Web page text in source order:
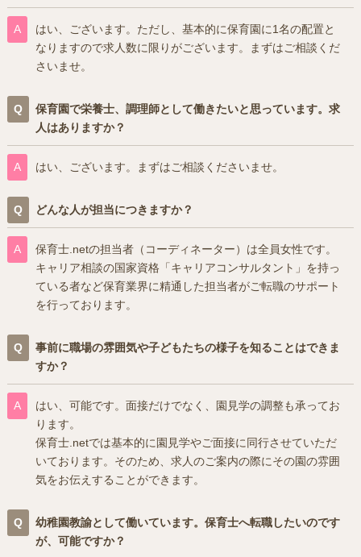
はい、ございます。ただし、基本的に保育園に1名の配置と
なりますので求人数に限りがございます。まずはご相談くだ
さいませ。
保育園で栄養士、調理師として働きたいと思っています。求
人はありますか？
はい、ございます。まずはご相談くださいませ。
どんな人が担当につきますか？
保育士.netの担当者（コーディネーター）は全員女性です。
キャリア相談の国家資格「キャリアコンサルタント」を持っ
ている者など保育業界に精通した担当者がご転職のサポート
を行っております。
事前に職場の雰囲気や子どもたちの様子を知ることはできま
すか？
はい、可能です。面接だけでなく、園見学の調整も承ってお
ります。
保育士.netでは基本的に園見学やご面接に同行させていただ
いております。そのため、求人のご案内の際にその園の雰囲
気をお伝えすることができます。
幼稚園教諭として働いています。保育士へ転職したいのです
が、可能ですか？